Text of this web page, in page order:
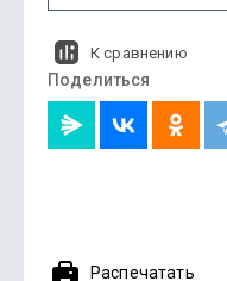
К сравнению
Поделиться
Распечатать